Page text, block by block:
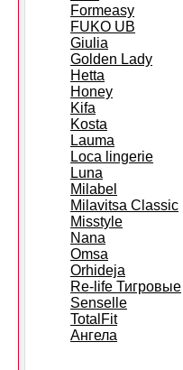
Formeasy
FUKO UB
Giulia
Golden Lady
Hetta
Honey
Kifa
Kosta
Lauma
Loca lingerie
Luna
Milabel
Milavitsa Classic
Misstyle
Nana
Omsa
Orhideja
Re-life Тигровые
Senselle
TotalFit
Ангела